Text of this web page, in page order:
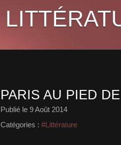
PARIS AU PIED
Publié le 9 Août 2014
Catégories : #Littérature